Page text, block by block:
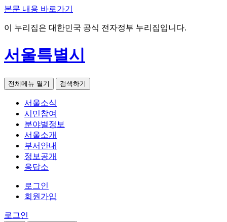
본문 내용 바로가기
이 누리집은 대한민국 공식 전자정부 누리집입니다.
서울특별시
전체메뉴 열기 검색하기
서울소식
시민참여
분야별정보
서울소개
부서안내
정보공개
응답소
로그인
회원가입
로그인